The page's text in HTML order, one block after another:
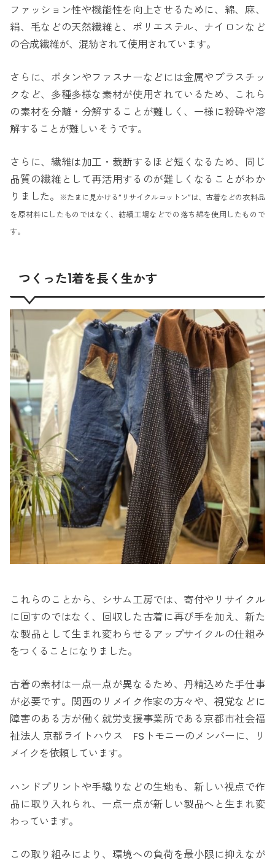
ファッション性や機能性を向上させるために、綿、麻、
絹、毛などの天然繊維と、ポリエステル、ナイロンなど
の合成繊維が、混紡されて使用されています。
さらに、ボタンやファスナーなどには金属やプラスチッ
クなど、多種多様な素材が使用されているため、これら
の素材を分離・分解することが難しく、一様に粉砕や溶
解することが難しいそうです。
さらに、繊維は加工・裁断するほど短くなるため、同じ
品質の繊維として再活用するのが難しくなることがわか
りました。
※たまに見かける“リサイクルコットン”は、古着などの衣料品
を原材料にしたものではなく、紡績工場などでの落ち綿を使用したもので
す。
つくった1着を長く生かす
これらのことから、シサム工房では、寄付やリサイクル
に回すのではなく、回収した古着に再び手を加え、新た
な製品として生まれ変わらせるアップサイクルの仕組み
をつくることになりました。
古着の素材は一点一点が異なるため、丹精込めた手仕事
が必要です。関西のリメイク作家の方々や、視覚などに
障害のある方が働く就労支援事業所である京都市社会福
祉法人 京都ライトハウス FSトモニーのメンバーに、リ
メイクを依頼しています。
ハンドプリントや手織りなどの生地も、新しい視点で作
品に取り入れられ、一点一点が新しい製品へと生まれ変
わっています。
この取り組みにより、環境への負荷を最小限に抑えなが